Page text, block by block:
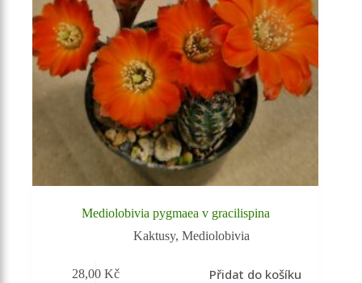
Mediolobivia pygmaea v gracilispina
Kaktusy,Mediolobivia
28,00Kč Přidat do košíku